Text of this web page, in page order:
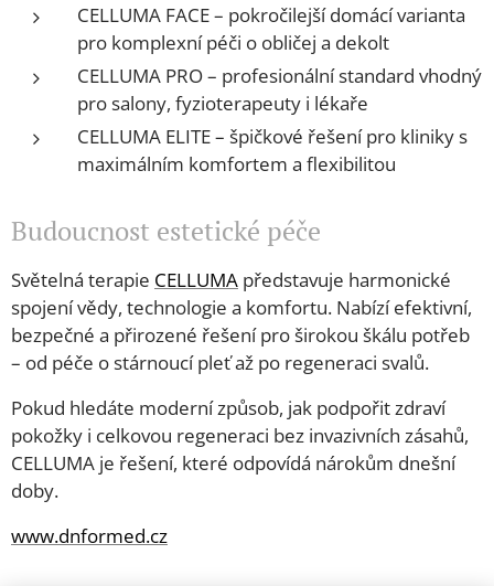
CELLUMA FACE – pokročilejší domácí varianta
pro komplexní péči o obličej a dekolt
CELLUMA PRO – profesionální standard vhodný
pro salony, fyzioterapeuty i lékaře
CELLUMA ELITE – špičkové řešení pro kliniky s
maximálním komfortem a flexibilitou
Budoucnost estetické péče
Světelná terapie CELLUMA představuje harmonické
spojení vědy, technologie a komfortu. Nabízí efektivní,
bezpečné a přirozené řešení pro širokou škálu potřeb
– od péče o stárnoucí pleť až po regeneraci svalů.
Pokud hledáte moderní způsob, jak podpořit zdraví
pokožky i celkovou regeneraci bez invazivních zásahů,
CELLUMA je řešení, které odpovídá nárokům dnešní
doby.
www.dnformed.cz